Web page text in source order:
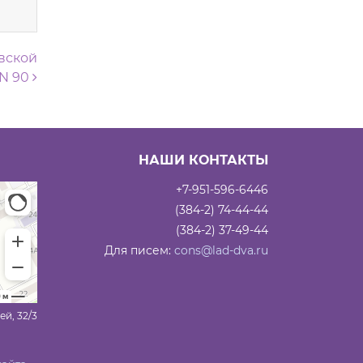
90
32/3
НАШИ КОНТАКТЫ
+7-951-596-6446
(384-2) 74-44-44
(384-2) 37-49-44
Для писем: cons@lad-dva.ru